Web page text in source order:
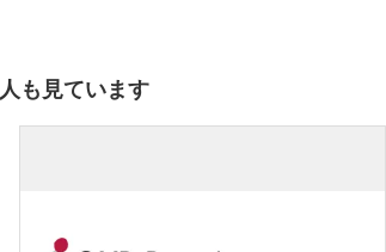
も見ています